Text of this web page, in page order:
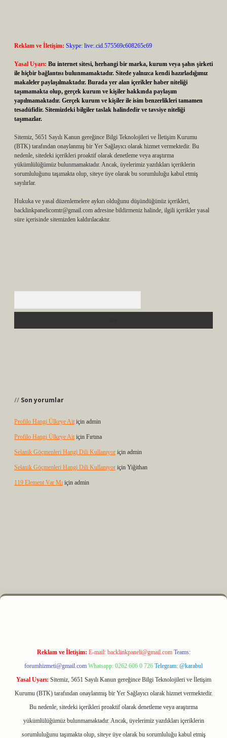
Reklam ve İletişim: Skype: live:.cid.575569c608265c69
Yasal Uyarı: Bu internet sitesi, herhangi bir marka, kurum veya şahıs şirketi
ile hiçbir bağlantısı bulunmamaktadır. Sitede yalnızca kendi hazırladığımız
makaleler paylaşılmaktadır. Burada yer alan içerikler haber niteliği
taşımamakta olup, gerçek kurum ve kişiler hakkında paylaşım
yapılmamaktadır. Gerçek kurum ve kişiler ile isim benzerlikleri tamamen
tesadüfidir. Sitemizdeki bilgiler taslak halindedir ve tavsiye niteliği
taşımazlar.
Sitemiz, 5651 Sayılı Kanun gereğince Bilgi Teknolojileri ve İletişim Kurumu
(BTK) tarafından onaylanmış bir Yer Sağlayıcı olarak hizmet vermektedir. Bu
nedenle, sitedeki içerikleri proaktif olarak denetleme veya araştırma
yükümlülüğümüz bulunmamaktadır. Ancak, üyelerimiz yazdıkları içeriklerin
sorumluluğunu taşımakta olup, siteye üye olarak bu sorumluluğu kabul etmiş
sayılırlar.
Hukuka ve yasal düzenlemelere aykırı olduğunu düşündüğünüz içerikleri,
backlinkpanelicomtr@gmail.com adresine bildirmeniz halinde, ilgili içerikler yasal
süre içerisinde sitemizden kaldırılacaktır.
Son yorumlar
Profilo Hangi Ülkeye Ait için admin
Profilo Hangi Ülkeye Ait için Fırtına
Selanik Göçmenleri Hangi Dili Kullanıyor için admin
Selanik Göçmenleri Hangi Dili Kullanıyor için Yiğithan
119 Element Var Mı için admin
m elexbet
Reklam ve İletişim: E-mail: backlinkpaneli@gmail.com Teams:
forumhizmeti@gmail.com Whatsapp: 0262 606 0 726 Telegram: @karabul
Yasal Uyarı: Sitemiz, 5651 Sayılı Kanun gereğince Bilgi Teknolojileri ve İletişim
Kurumu (BTK) tarafından onaylanmış bir Yer Sağlayıcı olarak hizmet vermektedir.
Bu nedenle, sitedeki içerikleri proaktif olarak denetleme veya araştırma
yükümlülüğümüz bulunmamaktadır. Ancak, üyelerimiz yazdıkları içeriklerin
sorumluluğunu taşımakta olup, siteye üye olarak bu sorumluluğu kabul etmiş